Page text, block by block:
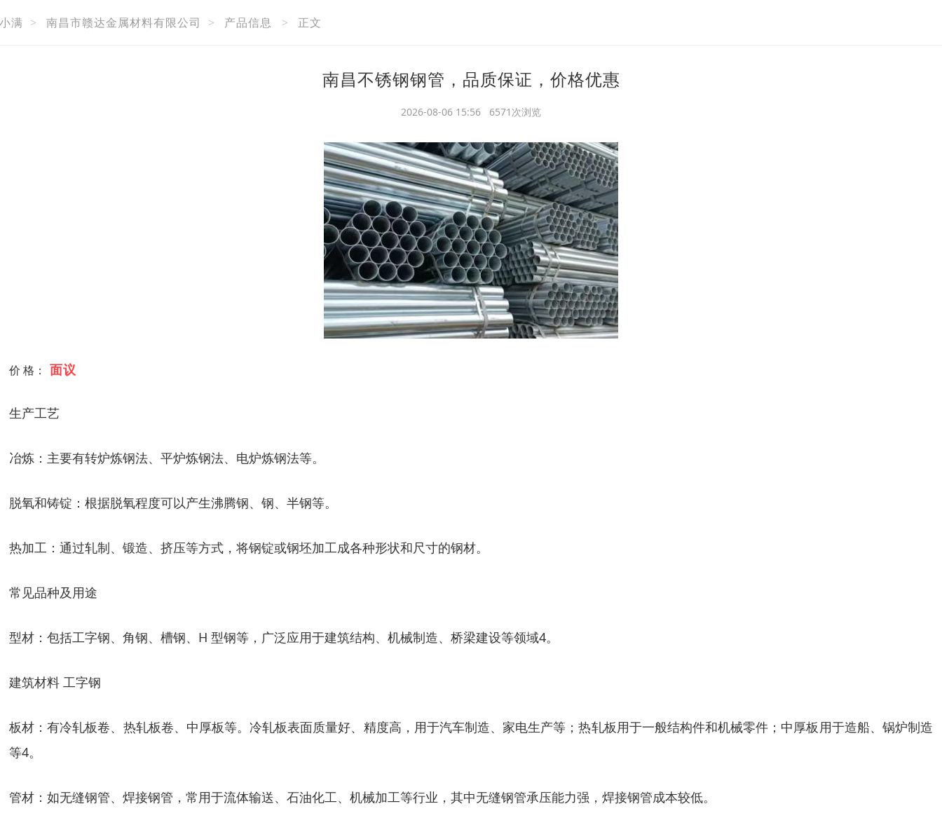
满 > 南昌市赣达金属材料有限公司 > 产品信息 > 正文
南昌不锈钢钢管，品质保证，价格优惠
2026-08-06 15:56 6571次浏览
价 格： 面议
生产工艺
冶炼：主要有转炉炼钢法、平炉炼钢法、电炉炼钢法等。
脱氧和铸锭：根据脱氧程度可以产生沸腾钢、钢、半钢等。
热加工：通过轧制、锻造、挤压等方式，将钢锭或钢坯加工成各种形状和尺寸的钢材。
常见品种及用途
型材：包括工字钢、角钢、槽钢、H 型钢等，广泛应用于建筑结构、机械制造、桥梁建设等领域4。
建筑材料 工字钢
板材：有冷轧板卷、热轧板卷、中厚板等。冷轧板表面质量好、精度高，用于汽车制造、家电生产等；热轧板用于一般结构件和机械零件；中厚板用于造船、锅炉制造
等4。
管材：如无缝钢管、焊接钢管，常用于流体输送、石油化工、机械加工等行业，其中无缝钢管承压能力强，焊接钢管成本较低。